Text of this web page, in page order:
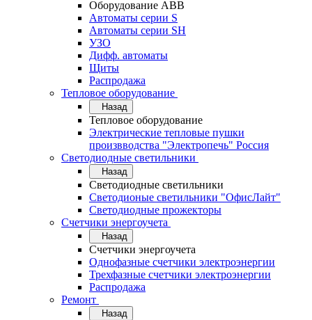
Оборудование АВВ
Автоматы серии S
Автоматы серии SH
УЗО
Дифф. автоматы
Щиты
Распродажа
Тепловое оборудование
Назад
Тепловое оборудование
Электрические тепловые пушки
произвводства "Электропечь" Россия
Светодиодные светильники
Назад
Светодиодные светильники
Светодионые светильники "ОфисЛайт"
Светодиодные прожекторы
Счетчики энергоучета
Назад
Счетчики энергоучета
Однофазные счетчики электроэнергии
Трехфазные счетчики электроэнергии
Распродажа
Ремонт
Назад